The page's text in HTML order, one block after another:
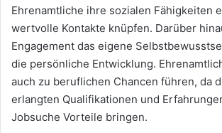
Ehrenamtliche ihre sozialen Fähigkeiten
wertvolle Kontakte knüpfen. Darüber
Engagement das eigene
die persönliche Entwicklung.
auch zu beruflichen Chancen führen, da
erlangten Qualifikationen und
Jobsuche Vorteile bringen.